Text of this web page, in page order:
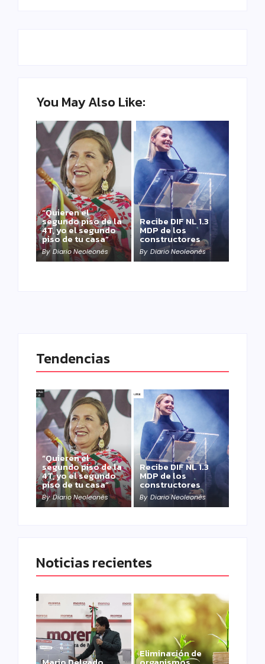
You May Also Like:
“Quieren el
segundo piso de la
4T, yo el segundo
piso de tu casa”
By Diario Neoleonés
Recibe DIF NL 1.3
MDP de los
constructores
By Diario Neoleonés
Tendencias
“Quieren el
segundo piso de la
4T, yo el segundo
piso de tu casa”
By Diario Neoleonés
Recibe DIF NL 1.3
MDP de los
constructores
By Diario Neoleonés
Noticias recientes
Eliminación de